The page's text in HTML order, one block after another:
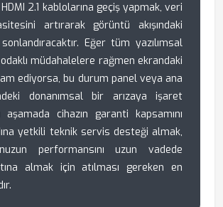
HDMI 2.1 kablolarına geçiş yapmak, veri
artırarak görüntü akışındaki
Eğer tüm yazılımsal
müdahalelere rağmen ekrandaki
ediyorsa, bu durum panel veya ana
donanımsal bir arızaya işaret
cihazın garanti kapsamını
yetkili teknik servis desteği almak,
performansını uzun vadede
almak için atılması gereken en